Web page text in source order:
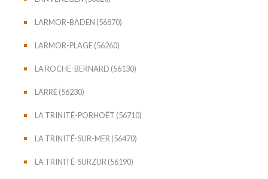
LARMOR-BADEN (56870)
LARMOR-PLAGE (56260)
LA ROCHE-BERNARD (56130)
LARRÉ (56230)
LA TRINITÉ-PORHOËT (56710)
LA TRINITÉ-SUR-MER (56470)
LA TRINITÉ-SURZUR (56190)